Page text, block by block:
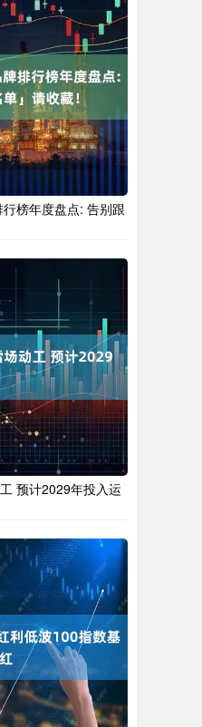
榜年度盘点: 告别跟
预计2029年投入运